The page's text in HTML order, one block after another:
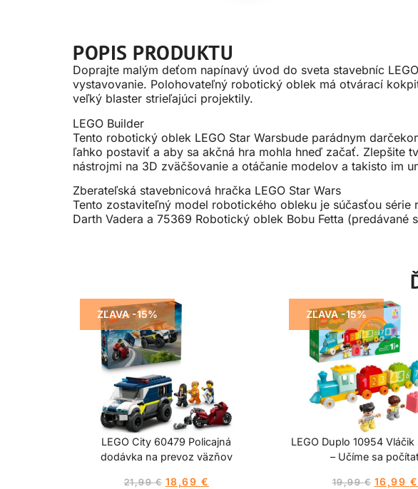
POPIS PRODUKTU
Doprajte malým deťom napínavý úvod do sveta stavebníc
vystavovanie. Polohovateľný robotický oblek má otvárací
veľký blaster strieľajúci projektily.
LEGO Builder
Tento robotický oblek LEGO Star Warsbude parádnym
ľahko postaviť a aby sa akčná hra mohla hneď začať. Zlepšite
nástrojmi na 3D zväčšovanie a otáčanie modelov a takisto im
Zberateľská stavebnicová hračka LEGO Star Wars
Tento zostaviteľný model robotického obleku je súčasťou
Darth Vadera a 75369 Robotický oblek Bobu Fetta (predávané
ZĽAVA -15%
LEGO City 60479 Policajná
dodávka na prevoz väzňov
21,99€ 18,69 €
ZĽAVA -15%
LEGO Duplo 10954 Vláčik
– Učíme sa
19,99€ 16,99 €